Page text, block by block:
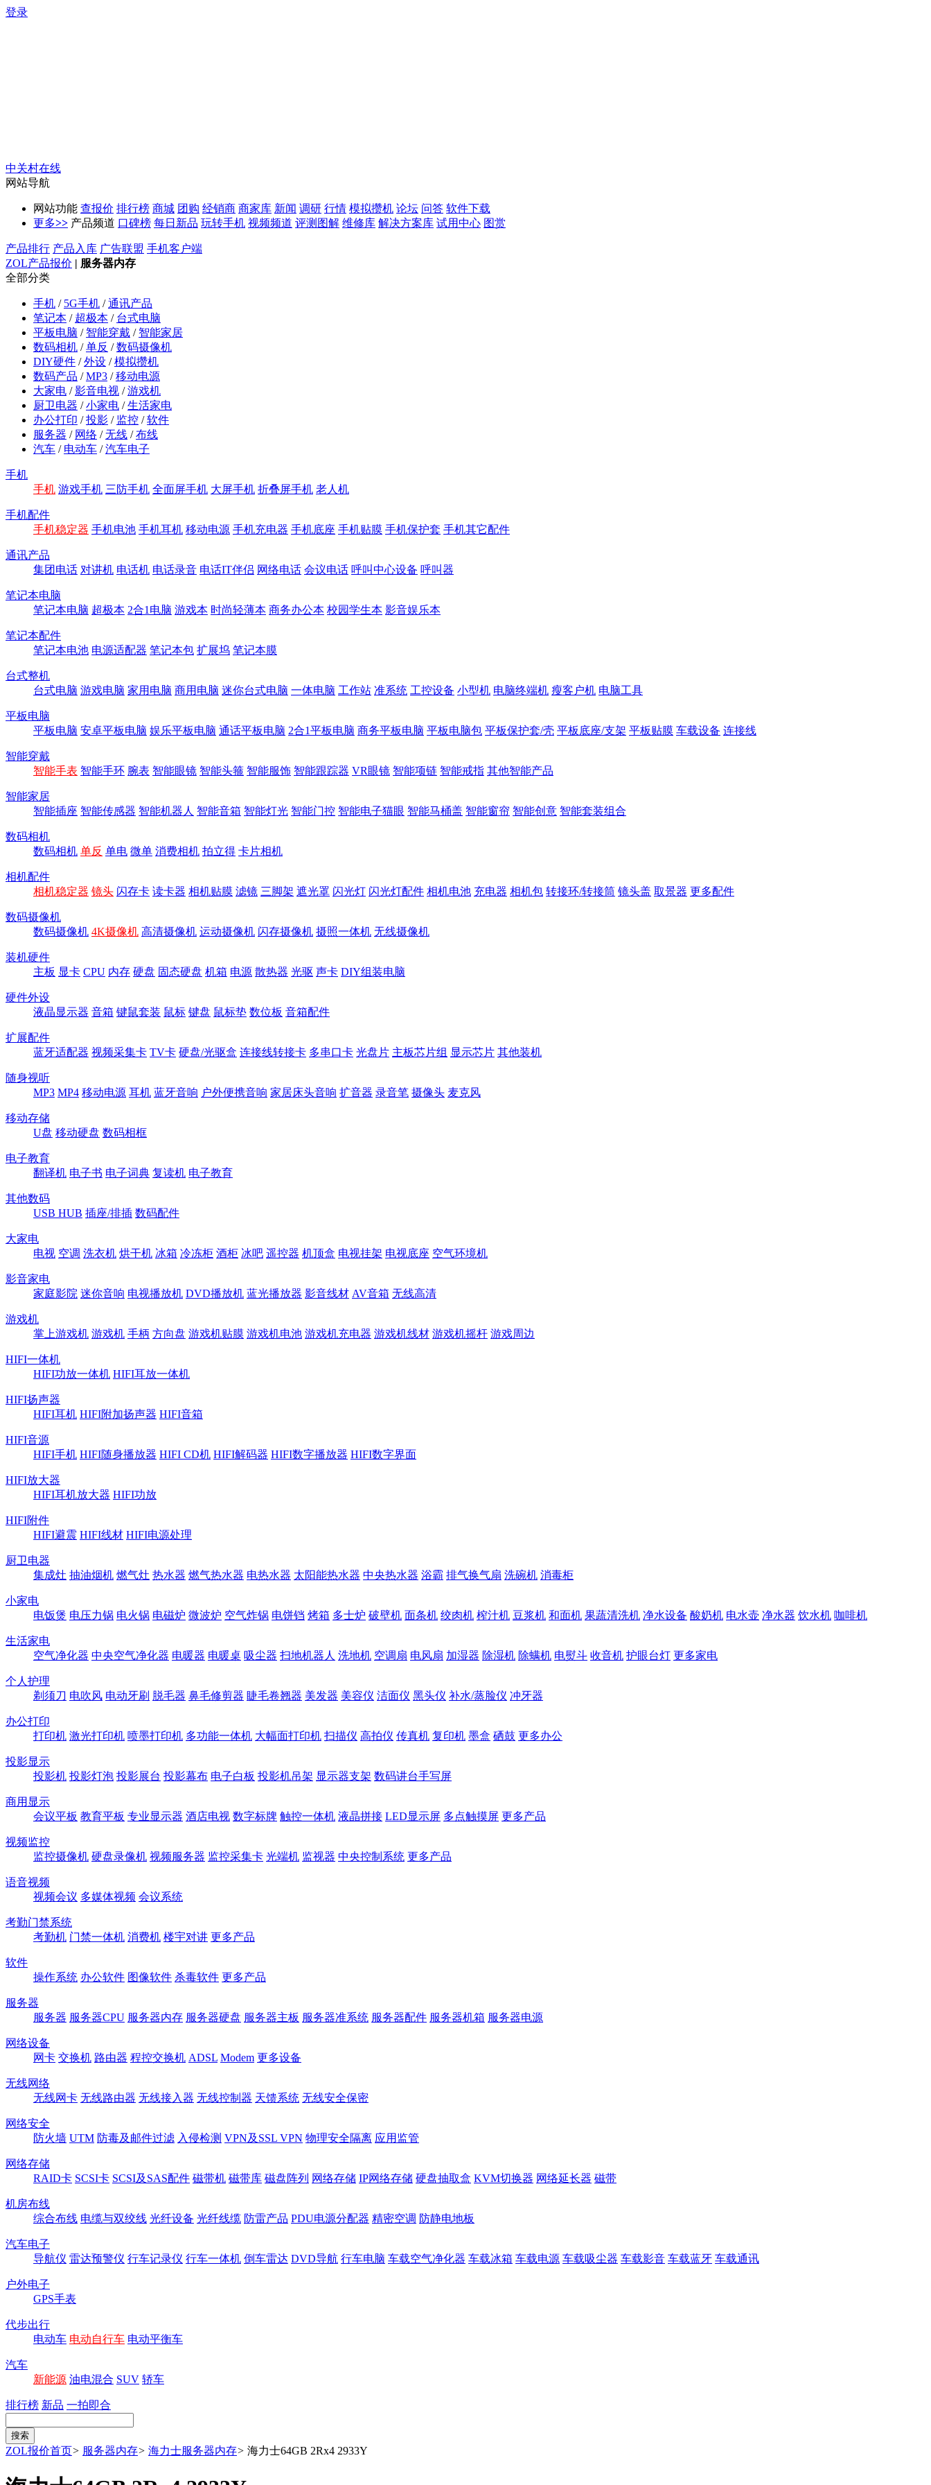
登录
中关村在线
网站导航
网站功能 查报价 排行榜 商城 团购 经销商 商家库 新闻 调研 行情 模拟攒机 论坛 问答 软件下载
更多>> 产品频道 口碑榜 每日新品 玩转手机 视频频道 评测图解 维修库 解决方案库 试用中心 图赏
产品排行 产品入库 广告联盟 手机客户端
ZOL产品报价 | 服务器内存
全部分类
手机 / 5G手机 /通讯产品
笔记本 / 超极本 / 台式电脑
平板电脑 / 智能穿戴 / 智能家居
数码相机 /单反 /数码摄像机
DIY硬件 /外设 /模拟攒机
数码产品 /MP3 /移动电源
大家电 /影音电视 /游戏机
厨卫电器 /小家电 /生活家电
办公打印 /投影 / 监控 /软件
服务器 / 网络 /无线 /布线
汽车 / 电动车 /汽车电子
手机
手机 游戏手机 三防手机 全面屏手机 大屏手机 折叠屏手机 老人机
手机配件
手机稳定器 手机电池 手机耳机 移动电源 手机充电器 手机底座 手机贴膜 手机保护套 手机其它配件
通讯产品
集团电话 对讲机 电话机 电话录音 电话IT伴侣 网络电话 会议电话 呼叫中心设备 呼叫器
笔记本电脑
笔记本电脑 超极本 2合1电脑 游戏本 时尚轻薄本 商务办公本 校园学生本 影音娱乐本
笔记本配件
笔记本电池 电源适配器 笔记本包 扩展坞 笔记本膜
台式整机
台式电脑 游戏电脑 家用电脑 商用电脑 迷你台式电脑 一体电脑 工作站 准系统 工控设备 小型机 电脑终端机 瘦客户机 电脑工具
平板电脑
平板电脑 安卓平板电脑 娱乐平板电脑 通话平板电脑 2合1平板电脑 商务平板电脑 平板电脑包 平板保护套/壳 平板底座/支架 平板贴膜 车载设备 连接线
智能穿戴
智能手表 智能手环 腕表 智能眼镜 智能头箍 智能服饰 智能跟踪器 VR眼镜 智能项链 智能戒指 其他智能产品
智能家居
智能插座 智能传感器 智能机器人 智能音箱 智能灯光 智能门控 智能电子猫眼 智能马桶盖 智能窗帘 智能创意 智能套装组合
数码相机
数码相机 单反 单电 微单 消费相机 拍立得 卡片相机
相机配件
相机稳定器 镜头 闪存卡 读卡器 相机贴膜 滤镜 三脚架 遮光罩 闪光灯 闪光灯配件 相机电池 充电器 相机包 转接环/转接筒 镜头盖 取景器 更多配件
数码摄像机
数码摄像机 4K摄像机 高清摄像机 运动摄像机 闪存摄像机 摄照一体机 无线摄像机
装机硬件
主板 显卡 CPU 内存 硬盘 固态硬盘 机箱 电源 散热器 光驱 声卡 DIY组装电脑
硬件外设
液晶显示器 音箱 键鼠套装 鼠标 键盘 鼠标垫 数位板 音箱配件
扩展配件
蓝牙适配器 视频采集卡 TV卡 硬盘/光驱盒 连接线转接卡 多串口卡 光盘片 主板芯片组 显示芯片 其他装机
随身视听
MP3 MP4 移动电源 耳机 蓝牙音响 户外便携音响 家居床头音响 扩音器 录音笔 摄像头 麦克风
移动存储
U盘 移动硬盘 数码相框
电子教育
翻译机 电子书 电子词典 复读机 电子教育
其他数码
USB HUB 插座/排插 数码配件
大家电
电视 空调 洗衣机 烘干机 冰箱 冷冻柜 酒柜 冰吧 遥控器 机顶盒 电视挂架 电视底座 空气环境机
影音家电
家庭影院 迷你音响 电视播放机 DVD播放机 蓝光播放器 影音线材 AV音箱 无线高清
游戏机
掌上游戏机 游戏机 手柄 方向盘 游戏机贴膜 游戏机电池 游戏机充电器 游戏机线材 游戏机摇杆 游戏周边
HIFI一体机
HIFI功放一体机 HIFI耳放一体机
HIFI扬声器
HIFI耳机 HIFI附加扬声器 HIFI音箱
HIFI音源
HIFI手机 HIFI随身播放器 HIFI CD机 HIFI解码器 HIFI数字播放器 HIFI数字界面
HIFI放大器
HIFI耳机放大器 HIFI功放
HIFI附件
HIFI避震 HIFI线材 HIFI电源处理
厨卫电器
集成灶 抽油烟机 燃气灶 热水器 燃气热水器 电热水器 太阳能热水器 中央热水器 浴霸 排气换气扇 洗碗机 消毒柜
小家电
电饭煲 电压力锅 电火锅 电磁炉 微波炉 空气炸锅 电饼铛 烤箱 多士炉 破壁机 面条机 绞肉机 榨汁机 豆浆机 和面机 果蔬清洗机 净水设备 酸奶机 电水壶 净水器 饮水机 咖啡机
生活家电
空气净化器 中央空气净化器 电暖器 电暖桌 吸尘器 扫地机器人 洗地机 空调扇 电风扇 加湿器 除湿机 除螨机 电熨斗 收音机 护眼台灯 更多家电
个人护理
剃须刀 电吹风 电动牙刷 脱毛器 鼻毛修剪器 睫毛卷翘器 美发器 美容仪 洁面仪 黑头仪 补水/蒸脸仪 冲牙器
办公打印
打印机 激光打印机 喷墨打印机 多功能一体机 大幅面打印机 扫描仪 高拍仪 传真机 复印机 墨盒 硒鼓 更多办公
投影显示
投影机 投影灯泡 投影展台 投影幕布 电子白板 投影机吊架 显示器支架 数码讲台手写屏
商用显示
会议平板 教育平板 专业显示器 酒店电视 数字标牌 触控一体机 液晶拼接 LED显示屏 多点触摸屏 更多产品
视频监控
监控摄像机 硬盘录像机 视频服务器 监控采集卡 光端机 监视器 中央控制系统 更多产品
语音视频
视频会议 多媒体视频 会议系统
考勤门禁系统
考勤机 门禁一体机 消费机 楼宇对讲 更多产品
软件
操作系统 办公软件 图像软件 杀毒软件 更多产品
服务器
服务器 服务器CPU 服务器内存 服务器硬盘 服务器主板 服务器准系统 服务器配件 服务器机箱 服务器电源
网络设备
网卡 交换机 路由器 程控交换机 ADSL Modem 更多设备
无线网络
无线网卡 无线路由器 无线接入器 无线控制器 天馈系统 无线安全保密
网络安全
防火墙 UTM 防毒及邮件过滤 入侵检测 VPN及SSL VPN 物理安全隔离 应用监管
网络存储
RAID卡 SCSI卡 SCSI及SAS配件 磁带机 磁带库 磁盘阵列 网络存储 IP网络存储 硬盘抽取盒 KVM切换器 网络延长器 磁带
机房布线
综合布线 电缆与双绞线 光纤设备 光纤线缆 防雷产品 PDU电源分配器 精密空调 防静电地板
汽车电子
导航仪 雷达预警仪 行车记录仪 行车一体机 倒车雷达 DVD导航 行车电脑 车载空气净化器 车载冰箱 车载电源 车载吸尘器 车载影音 车载蓝牙 车载通讯
户外电子
GPS手表
代步出行
电动车 电动自行车 电动平衡车
汽车
新能源 油电混合 SUV 轿车
排行榜 新品 一拍即合
ZOL报价首页> 服务器内存> 海力士服务器内存> 海力士64GB 2Rx4 2933Y